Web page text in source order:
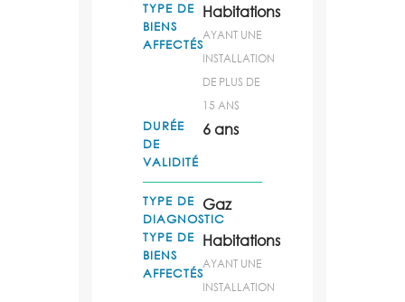
TYPE DE
BIENS
AFFECTÉS
Habitations
AYANT UNE
INSTALLATION
DE PLUS DE
15 ANS
DURÉE
DE
VALIDITÉ
6 ans
TYPE DE
DIAGNOSTIC
Gaz
TYPE DE
BIENS
AFFECTÉS
Habitations
AYANT UNE
INSTALLATION